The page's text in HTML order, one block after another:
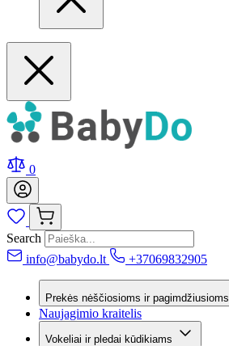
0
Search
info@babydo.lt
+37069832905
Prekės nėščiosioms ir pagimdžiusioms
Naujagimio kraitelis
Vokeliai ir pledai kūdikiams